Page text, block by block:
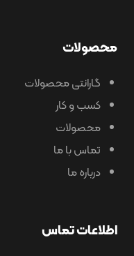
محصولات
گارانتی محصولات
کسب و کار
محصولات
تماس با ما
درباره ما
اطلاعات تماس